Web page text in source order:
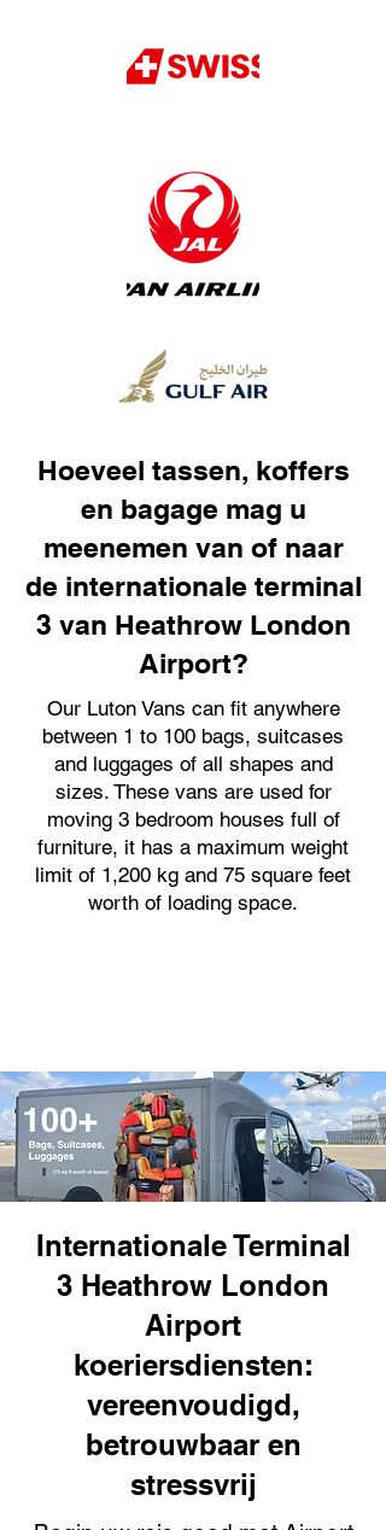
Hoeveel tassen, koffers
en bagage mag u
meenemen van of naar
de internationale terminal
3 van Heathrow London
Airport?
Our Luton Vans can fit anywhere
between 1 to 100 bags, suitcases
and luggages of all shapes and
sizes. These vans are used for
moving 3 bedroom houses full of
furniture, it has a maximum weight
limit of 1,200 kg and 75 square feet
worth of loading space.
Internationale Terminal
3 Heathrow London
Airport
koeriersdiensten:
vereenvoudigd,
betrouwbaar en
stressvrij